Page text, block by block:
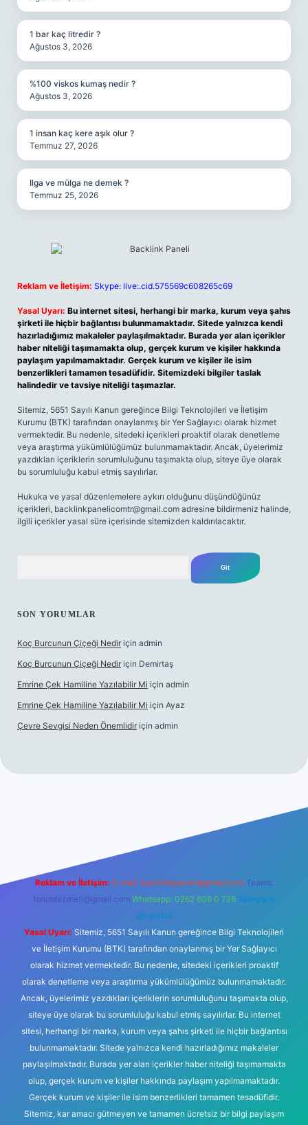
1 bar kaç litredir ?
Ağustos 3, 2026
%100 viskos kumaş nedir ?
Ağustos 3, 2026
1 insan kaç kere aşık olur ?
Temmuz 27, 2026
Ilga ve mülga ne demek ?
Temmuz 25, 2026
Reklam ve İletişim: Skype: live:.cid.575569c608265c69
Yasal Uyarı: Bu internet sitesi, herhangi bir marka, kurum veya şahıs
şirketi ile hiçbir bağlantısı bulunmamaktadır. Sitede yalnızca kendi
hazırladığımız makaleler paylaşılmaktadır. Burada yer alan içerikler
haber niteliği taşımamakta olup, gerçek kurum ve kişiler hakkında
paylaşım yapılmamaktadır. Gerçek kurum ve kişiler ile isim
benzerlikleri tamamen tesadüfidir. Sitemizdeki bilgiler taslak
halindedir ve tavsiye niteliği taşımazlar.
Sitemiz, 5651 Sayılı Kanun gereğince Bilgi Teknolojileri ve İletişim
Kurumu (BTK) tarafından onaylanmış bir Yer Sağlayıcı olarak hizmet
vermektedir. Bu nedenle, sitedeki içerikleri proaktif olarak denetleme
veya araştırma yükümlülüğümüz bulunmamaktadır. Ancak, üyelerimiz
yazdıkları içeriklerin sorumluluğunu taşımakta olup, siteye üye olarak
bu sorumluluğu kabul etmiş sayılırlar.
Hukuka ve yasal düzenlemelere aykırı olduğunu düşündüğünüz
içerikleri, backlinkpanelicomtr@gmail.com adresine bildirmeniz halinde,
ilgili içerikler yasal süre içerisinde sitemizden kaldırılacaktır.
SON YORUMLAR
Koç Burcunun Çiçeği Nedir için admin
Koç Burcunun Çiçeği Nedir için Demirtaş
Emrine Çek Hamiline Yazılabilir Mi için admin
Emrine Çek Hamiline Yazılabilir Mi için Ayaz
Çevre Sevgisi Neden Önemlidir için admin
Reklam ve İletişim: E-mail: backlinkpaneli@gmail.com Teams:
forumhizmeti@gmail.com Whatsapp: 0262 606 0 726 Telegram:
@karabul
Yasal Uyarı: Sitemiz, 5651 Sayılı Kanun gereğince Bilgi Teknolojileri
ve İletişim Kurumu (BTK) tarafından onaylanmış bir Yer Sağlayıcı
olarak hizmet vermektedir. Bu nedenle, sitedeki içerikleri proaktif
olarak denetleme veya araştırma yükümlülüğümüz bulunmamaktadır.
Ancak, üyelerimiz yazdıkları içeriklerin sorumluluğunu taşımakta olup,
siteye üye olarak bu sorumluluğu kabul etmiş sayılırlar. Bu internet
sitesi, herhangi bir marka, kurum veya şahıs şirketi ile hiçbir bağlantısı
bulunmamaktadır. Sitede yalnızca kendi hazırladığımız makaleler
paylaşılmaktadır. Burada yer alan içerikler haber niteliği taşımamakta
olup, gerçek kurum ve kişiler hakkında paylaşım yapılmamaktadır.
Gerçek kurum ve kişiler ile isim benzerlikleri tamamen tesadüfidir.
Sitemiz, kar amacı gütmeyen ve tamamen ücretsiz bir bilgi paylaşım